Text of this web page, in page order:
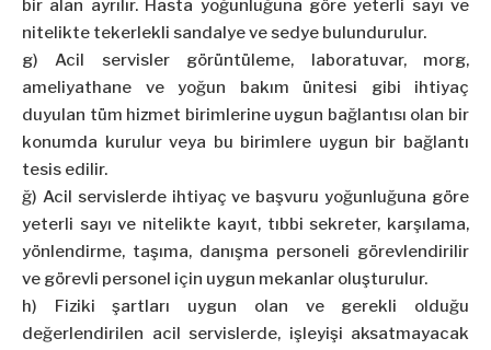
bir alan ayrılır. Hasta yoğunluğuna göre yeterli sayı ve
nitelikte tekerlekli sandalye ve sedye bulundurulur.
g) Acil servisler görüntüleme, laboratuvar, morg,
ameliyathane ve yoğun bakım ünitesi gibi ihtiyaç
duyulan tüm hizmet birimlerine uygun bağlantısı olan bir
konumda kurulur veya bu birimlere uygun bir bağlantı
tesis edilir.
ğ) Acil servislerde ihtiyaç ve başvuru yoğunluğuna göre
yeterli sayı ve nitelikte kayıt, tıbbi sekreter, karşılama,
yönlendirme, taşıma, danışma personeli görevlendirilir
ve görevli personel için uygun mekanlar oluşturulur.
h) Fiziki şartları uygun olan ve gerekli olduğu
değerlendirilen acil servislerde, işleyişi aksatmayacak